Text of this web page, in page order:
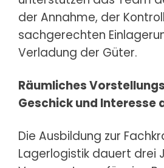
der Annahme, der
sachgerechten
Verladung der Güter.
Räumliches
Geschick und Interesse
Die Ausbildung zur
Lagerlogistik dauert drei